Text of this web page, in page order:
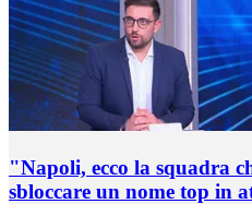
"Napoli, ecco la squadra
sbloccare un nome top in